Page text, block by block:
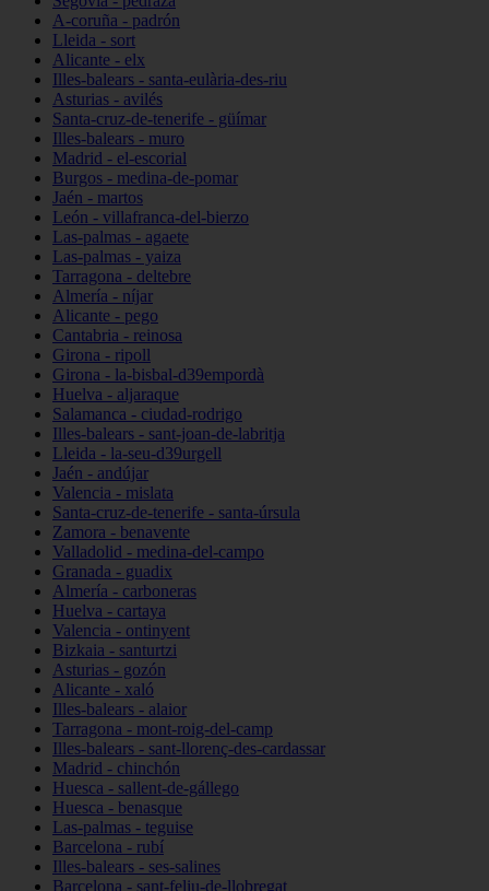
A-coruña - padrón
Lleida - sort
Alicante - elx
Illes-balears - santa-eulària-des-riu
Asturias - avilés
Santa-cruz-de-tenerife - güímar
Illes-balears - muro
Madrid - el-escorial
Burgos - medina-de-pomar
Jaén - martos
León - villafranca-del-bierzo
Las-palmas - agaete
Las-palmas - yaiza
Tarragona - deltebre
Almería - níjar
Alicante - pego
Cantabria - reinosa
Girona - ripoll
Girona - la-bisbal-d39empordà
Huelva - aljaraque
Salamanca - ciudad-rodrigo
Illes-balears - sant-joan-de-labritja
Lleida - la-seu-d39urgell
Jaén - andújar
Valencia - mislata
Santa-cruz-de-tenerife - santa-úrsula
Zamora - benavente
Valladolid - medina-del-campo
Granada - guadix
Almería - carboneras
Huelva - cartaya
Valencia - ontinyent
Bizkaia - santurtzi
Asturias - gozón
Alicante - xaló
Illes-balears - alaior
Tarragona - mont-roig-del-camp
Illes-balears - sant-llorenç-des-cardassar
Madrid - chinchón
Huesca - sallent-de-gállego
Huesca - benasque
Las-palmas - teguise
Barcelona - rubí
Illes-balears - ses-salines
Barcelona - sant-feliu-de-llobregat